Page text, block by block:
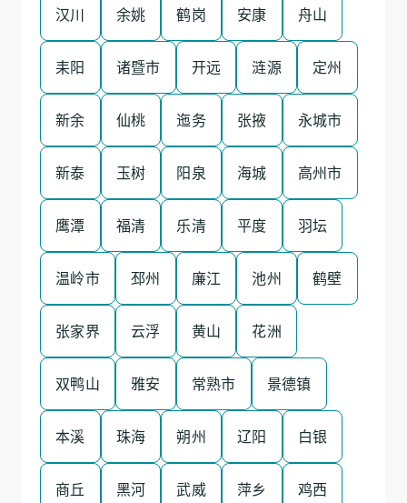
汉川 余姚 鹤岗 安康 舟山
耒阳 诸暨市 开远 涟源 定州
新余 仙桃 迤务 张掖 永城市
新泰 玉树 阳泉 海城 高州市
鹰潭 福清 乐清 平度 羽坛
温岭市 邳州 廉江 池州 鹤壁
张家界 云浮 黄山 花洲
双鸭山 雅安 常熟市 景德镇
本溪 珠海 朔州 辽阳 白银
商丘 黑河 武威 萍乡 鸡西